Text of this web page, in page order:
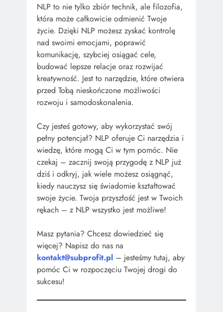
NLP to nie tylko zbiór technik, ale filozofia,
która może całkowicie odmienić Twoje
życie. Dzięki NLP możesz zyskać kontrolę
nad swoimi emocjami, poprawić
komunikację, szybciej osiągać cele,
budować lepsze relacje oraz rozwijać
kreatywność. Jest to narzędzie, które otwiera
przed Tobą nieskończone możliwości
rozwoju i samodoskonalenia.
Czy jesteś gotowy, aby wykorzystać swój
pełny potencjał? NLP oferuje Ci narzędzia i
wiedzę, które mogą Ci w tym pomóc. Nie
czekaj – zacznij swoją przygodę z NLP już
dziś i odkryj, jak wiele możesz osiągnąć,
kiedy nauczysz się świadomie kształtować
swoje życie. Twoja przyszłość jest w Twoich
rękach – z NLP wszystko jest możliwe!
Masz pytania? Chcesz dowiedzieć się
więcej? Napisz do nas na
kontakt@subprofit.pl – jesteśmy tutaj, aby
pomóc Ci w rozpoczęciu Twojej drogi do
sukcesu!